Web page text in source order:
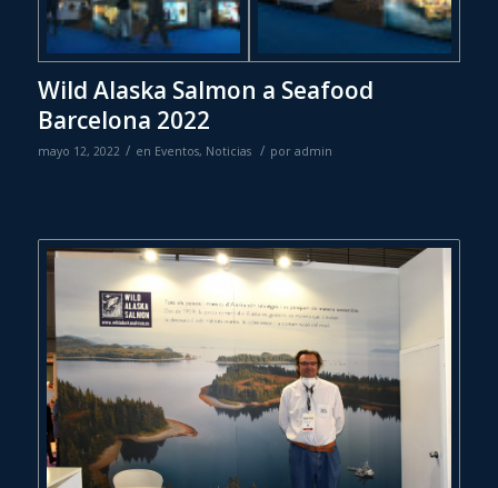
Wild Alaska Salmon a Seafood
Barcelona 2022
mayo 12, 2022 / en Eventos, Noticias / por admin